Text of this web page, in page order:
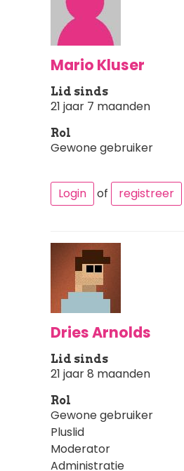
Mario Kluser
Lid sinds
21 jaar 7 maanden
Rol
Gewone gebruiker
Login of registreer
Dries Arnolds
Lid sinds
21 jaar 8 maanden
Rol
Gewone gebruiker
Pluslid
Moderator
Administratie